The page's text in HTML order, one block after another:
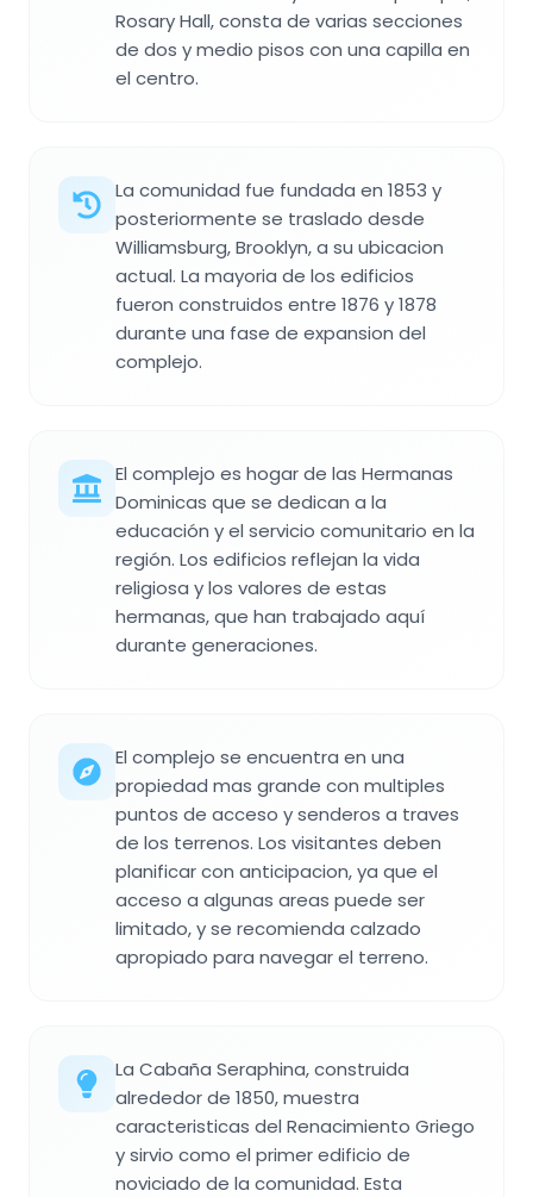
Rosary Hall, consta de varias secciones
de dos y medio pisos con una capilla en
el centro.
La comunidad fue fundada en 1853 y
posteriormente se traslado desde
Williamsburg, Brooklyn, a su ubicacion
actual. La mayoria de los edificios
fueron construidos entre 1876 y 1878
durante una fase de expansion del
complejo.
El complejo es hogar de las Hermanas
Dominicas que se dedican a la
educación y el servicio comunitario en la
región. Los edificios reflejan la vida
religiosa y los valores de estas
hermanas, que han trabajado aquí
durante generaciones.
El complejo se encuentra en una
propiedad mas grande con multiples
puntos de acceso y senderos a traves
de los terrenos. Los visitantes deben
planificar con anticipacion, ya que el
acceso a algunas areas puede ser
limitado, y se recomienda calzado
apropiado para navegar el terreno.
La Cabaña Seraphina, construida
alrededor de 1850, muestra
caracteristicas del Renacimiento Griego
y sirvio como el primer edificio de
noviciado de la comunidad. Esta